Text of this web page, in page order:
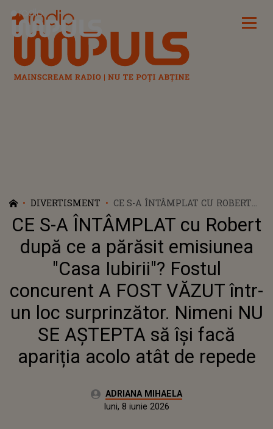
Radio Impuls
DIVERTISMENT
CE S-A ÎNTÂMPLAT CU ROBERT
DUPĂ CE A PĂRĂSIT EMISIUNEA
"CASA IUBIRII"? FOSTUL
CONCURENT A FOST VĂZUT
ÎNTR-UN LOC SURPRINZĂTOR.
NIMENI NU SE AȘTEPTA SĂ ÎȘI
FACĂ APARIȚIA ACOLO ATÂT DE
REPEDE
CE S-A ÎNTÂMPLAT cu Robert
după ce a părăsit emisiunea
"Casa Iubirii"? Fostul
concurent A FOST VĂZUT într-
un loc surprinzător. Nimeni NU
SE AȘTEPTA să își facă
apariția acolo atât de repede
Autor:ADRIANA MIHAELA
Actualizat:
luni, 8 iunie 2026